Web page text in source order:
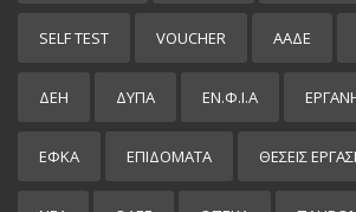
SELF TEST VOUCHER ΑΑΔΕ
ΔΕΗ ΔΥΠΑ ΕΝ.Φ.Ι.Α
ΕΦΚΑ ΕΠΙΔΌΜΑΤΑ ΘΕΣΕΙΣ